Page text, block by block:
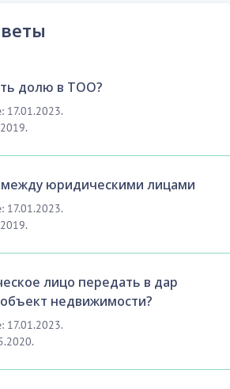
долю в ТОО?
17.01.2023.
юридическими лицами
17.01.2023.
лицо передать в дар
недвижимости?
17.01.2023.